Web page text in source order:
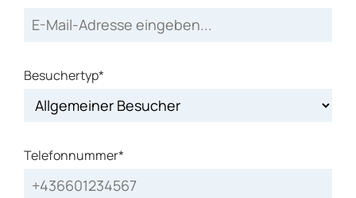
Besuchertyp*
Telefonnummer*